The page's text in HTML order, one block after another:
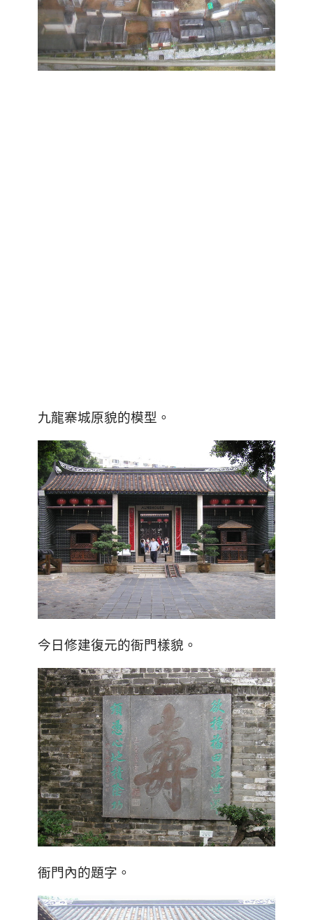
九龍寨城原貌的模型 。
今日修建復元的衙門樣貌 。
衙門內的題字 。